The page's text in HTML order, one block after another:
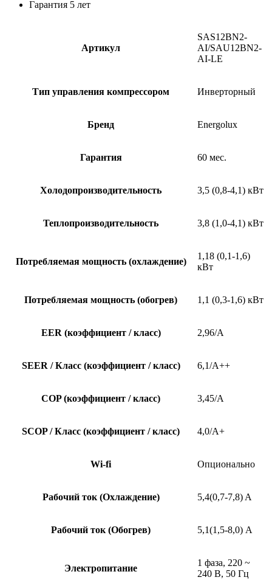
Гарантия 5 лет
Артикул
SAS12BN2-
AI/SAU12BN2-
AI-LE
Тип управления компрессором Инверторный
Бренд Energolux
Гарантия 60 мес.
Холодопроизводительность 3,5 (0,8-4,1) кВт
Теплопроизводительность 3,8 (1,0-4,1) кВт
Потребляемая мощность (охлаждение)
1,18 (0,1-1,6)
кВт
Потребляемая мощность (обогрев) 1,1 (0,3-1,6) кВт
EER (коэффициент / класс) 2,96/A
SEER / Класс (коэффициент / класс) 6,1/A++
COP (коэффициент / класс) 3,45/A
SCOP / Класс (коэффициент / класс) 4,0/A+
Wi-fi Опционально
Рабочий ток (Охлаждение) 5,4(0,7-7,8) A
Рабочий ток (Обогрев) 5,1(1,5-8,0) А
Электропитание
1 фаза, 220 ~
240 В, 50 Гц